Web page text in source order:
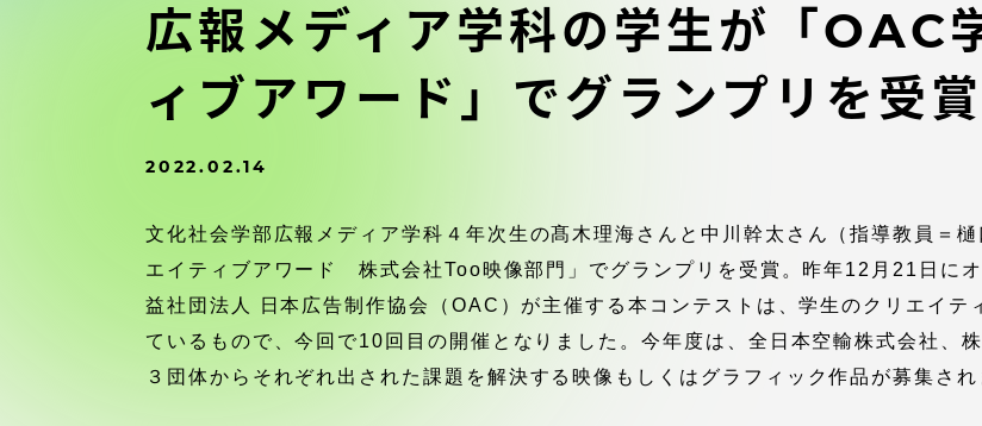
広報メディア学科の学生が「OAC
ィブアワード」でグランプリを受
2022.02.14
文化社会学部広報メディア学科４年次生の髙木理海さんと中川幹太さん（指導教員＝
エイティブアワード 株式会社Too映像部門」でグランプリを受賞。昨年12月21日に
益社団法人 日本広告制作協会（OAC）が主催する本コンテストは、学生のクリエイテ
ているもので、今回で10回目の開催となりました。今年度は、全日本空輸株式会社、
３団体からそれぞれ出された課題を解決する映像もしくはグラフィック作品が募集され
学則・諸規程
コンプライアンス
キャンパス案内
在学生の皆様
保護者の方
教育・研究組織について
スポーツ・施設
東海大学 教員・研究者ガイド
東海大学会員サ
請求）
出願方法
奨学金